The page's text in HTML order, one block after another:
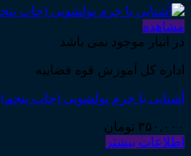
مشاهده
در انبار موجود نمی باشد
اداره کل آموزش قوه قضاییه
آشنایی با جرم پولشویی (چاپ پنجم)
۳۵۰,۰۰۰ تومان
اطلاعات بیشتر